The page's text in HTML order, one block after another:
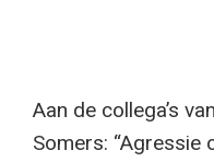
Aan de collega’s
Somers: “Agressie